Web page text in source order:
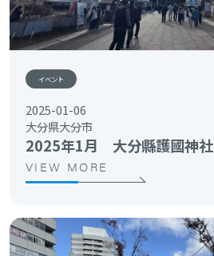
イベント
2025-01-06
大分県大分市
2025年1月 大分縣護國神社
VIEW MORE